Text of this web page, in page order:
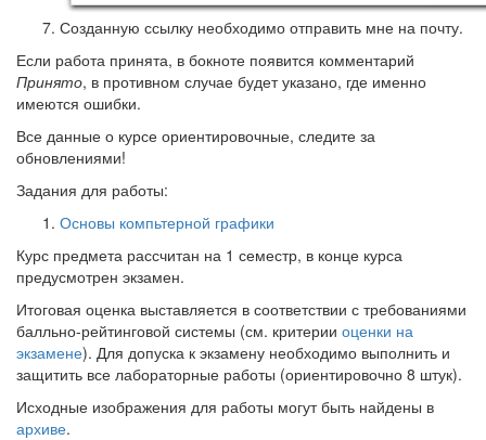
Созданную ссылку необходимо отправить мне на почту.
Если работа принята, в бокноте появится комментарий
Принято, в противном случае будет указано, где именно
имеются ошибки.
Все данные о курсе ориентировочные, следите за
обновлениями!
Задания для работы:
Основы компьтерной графики
Курс предмета рассчитан на 1 семестр, в конце курса
предусмотрен экзамен.
Итоговая оценка выставляется в соответствии с требованиями
балльно-рейтинговой системы (см. критерии оценки на
экзамене). Для допуска к экзамену необходимо выполнить и
защитить все лабораторные работы (ориентировочно 8 штук).
Исходные изображения для работы могут быть найдены в
архиве.